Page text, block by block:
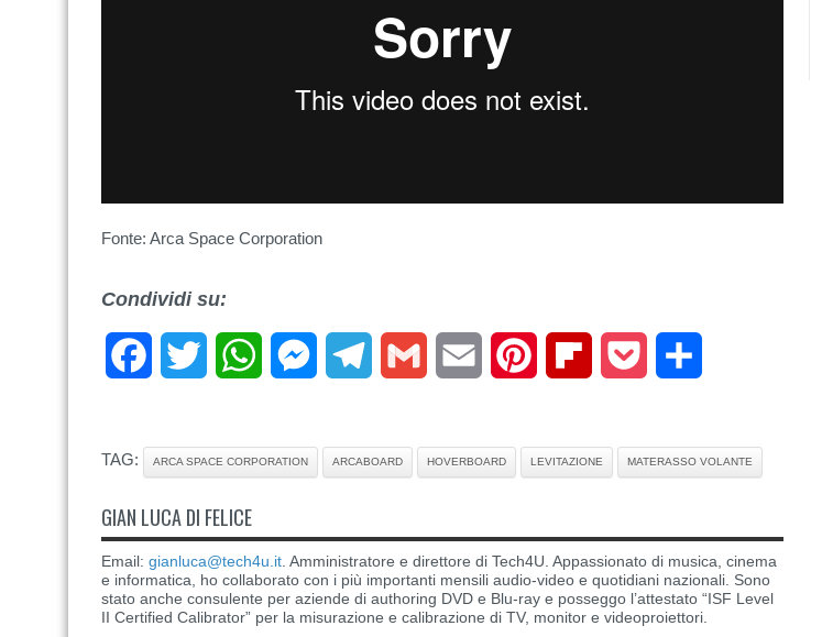
Fonte: Arca Space Corporation
Condividi su:
FacebookTwitter WhatsAppMessengerTelegramGmail Email Pinterest FlipboardPocket
TAG: ARCA SPACE CORPORATION ARCABOARD HOVERBOARD LEVITAZIONE MATERASSO VOLANTE
GIAN LUCA DI FELICE
Email: gianluca@tech4u.it . Amministratore e direttore di Tech4U. Appassionato di musica, cinema
e informatica, ho collaborato con i più importanti mensili audio-video e quotidiani nazionali. Sono
stato anche consulente per aziende di authoring DVD e Blu-ray e posseggo l’attestato “ISF Level
II Certified Calibrator” per la misurazione e calibrazione di TV, monitor e videoproiettori.